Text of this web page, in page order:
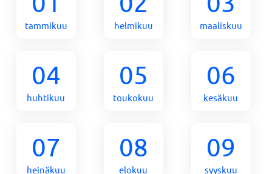
tammikuu helmikuu maaliskuu
04
huhtikuu
05
toukokuu
06
kesäkuu
07
heinäkuu
08
elokuu
09
syyskuu